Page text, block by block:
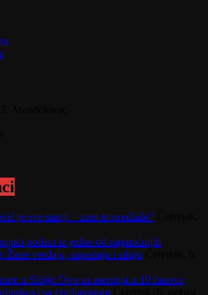
je sve stariji – zato to predlaže"
podaci iz jedne od najmoćnijih
Žene vređaju, napadaju i siluju
u Srbiji: Ovo su merenja u 10 časova;
sa grmljavinom